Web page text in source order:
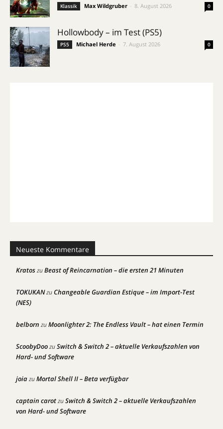
Klassik Max Wildgruber 8. August 2026 0
Hollowbody – im Test (PS5)
PS5 Michael Herde 7. August 2026 0
Neueste Kommentare
KratoszuBeast of Reincarnation – die ersten 21 Minuten
TOKUKANzuChangeable Guardian Estique – im Import-Test
(NES)
belborn zuMoonlighter 2: The Endless Vault – hat einen Termin
ScoobyDoozuSwitch & Switch 2 – aktuelle Verkaufszahlen von
Hard- und Software
joiazuMortal Shell II – Beta verfügbar
captain carotzuSwitch & Switch 2 – aktuelle Verkaufszahlen
von Hard- und Software